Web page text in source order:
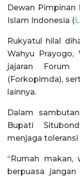
Dewan Pimpinan
Islam Indonesia (
Rukyatul hilal
Wahyu Prayogo,
jajaran Forum
(Forkopimda),
lainnya.
Dalam
Bupati
menjaga
“Rumah makan,
berpuasa